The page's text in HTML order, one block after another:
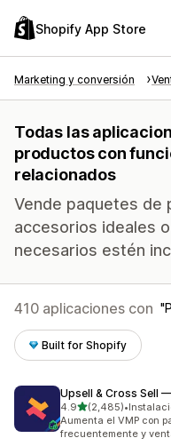
Shopify App Store
Marketing y conversión
Todas las
productos con
relacionados
Vende paquetes de
accesorios ideales
necesarios estén
410 aplicaciones con
Built for Shopify
Upsell & Cross Sell
4.9de 5 estrellas
(2,485)
2485 reseñas en total
•
Aumenta el VMP con
frecuentemente y